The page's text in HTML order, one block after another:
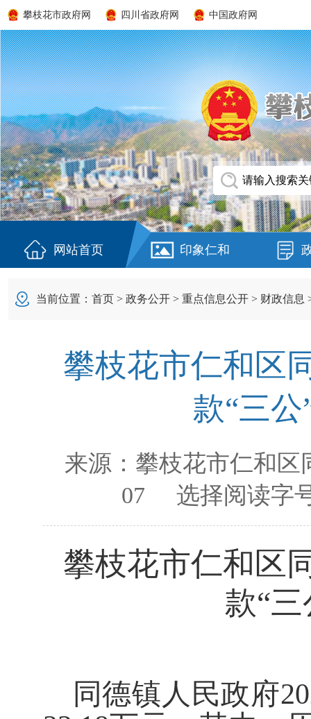
攀枝花市政府网 四川省政府网 中国政府网
网站首页 印象仁和
当前位置： 首页 > 政务公开 > 重点信息公开 > 财政信息
攀枝花市仁和区
款“三
来源： 攀枝花市仁和区
07 选择阅读字
攀枝花市仁和区
款“
同德镇人民政府